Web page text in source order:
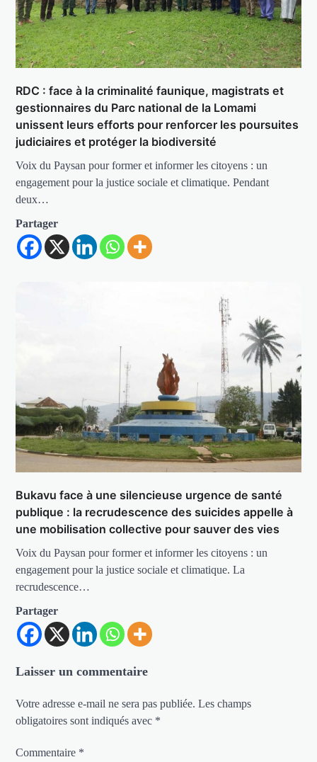
RDC : face à la criminalité faunique, magistrats et
gestionnaires du Parc national de la Lomami
unissent leurs efforts pour renforcer les poursuites
judiciaires et protéger la biodiversité
Voix du Paysan pour former et informer les citoyens : un
engagement pour la justice sociale et climatique. Pendant
deux…
Partager
Bukavu face à une silencieuse urgence de santé
publique : la recrudescence des suicides appelle à
une mobilisation collective pour sauver des vies
Voix du Paysan pour former et informer les citoyens : un
engagement pour la justice sociale et climatique. La
recrudescence…
Partager
Laisser un commentaire
Votre adresse e-mail ne sera pas publiée. Les champs
obligatoires sont indiqués avec *
Commentaire *